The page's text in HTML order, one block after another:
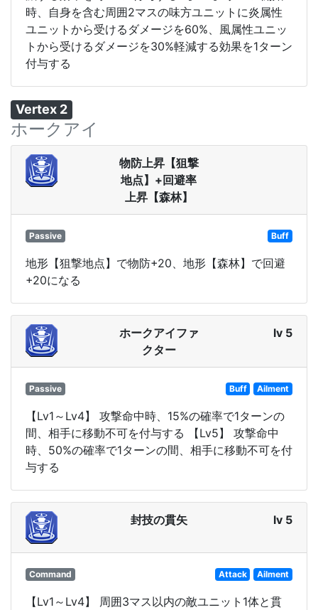
時、自身を含む周囲2マスの味方ユニットに炎属性
ユニットから受けるダメージを60%、風属性ユニッ
トから受けるダメージを30%軽減する効果を1ターン
付与する
Vertex 2
ホークアイ
物防上昇【狙撃
地点】+回避率
上昇【森林】
Passive Buff
地形【狙撃地点】で物防+20、地形【森林】で回避
+20になる
ホークアイファ
クター
lv 5
Passive Buff Ailment
【Lv1～Lv4】 攻撃命中時、15%の確率で1ターンの
間、相手に移動不可を付与する 【Lv5】 攻撃命中
時、50%の確率で1ターンの間、相手に移動不可を付
与する
封技の貫矢 lv 5
Command Attack Ailment
【Lv1～Lv4】 周囲3マス以内の敵ユニット1体と貫